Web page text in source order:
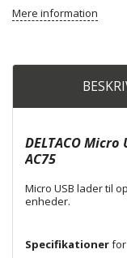
Mere information
DELTACO
AC75
Micro USB lader til
enheder.
Specifikationerfor